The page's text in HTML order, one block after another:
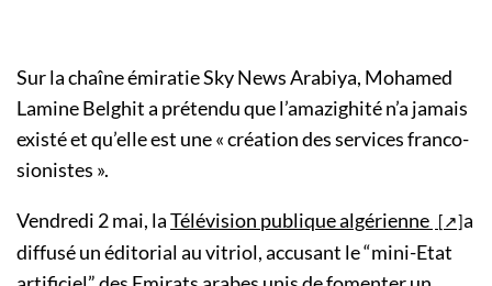
Sur la chaîne émiratie Sky News Arabiya, Mohamed
Lamine Belghit a prétendu que l’amazighité n’a jamais
existé et qu’elle est une « création des services franco-
sionistes ».
Vendredi 2 mai, laTélévision publique algérienne
a
diffusé un éditorial au vitriol, accusant le “mini-Etat